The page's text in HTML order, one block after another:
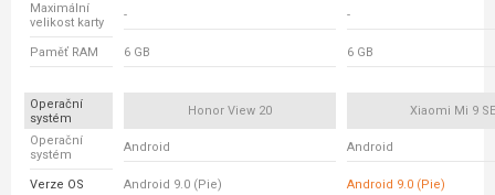
Maximální
velikost karty
- -
Paměť RAM 6 GB 6 GB
Operační
systém
Honor View 20 Xiaomi Mi 9 SE
Operační
systém
Android Android
Verze OS Android 9.0 (Pie) Android 9.0 (Pie)